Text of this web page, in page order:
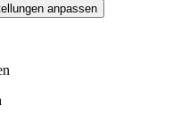
anpassen